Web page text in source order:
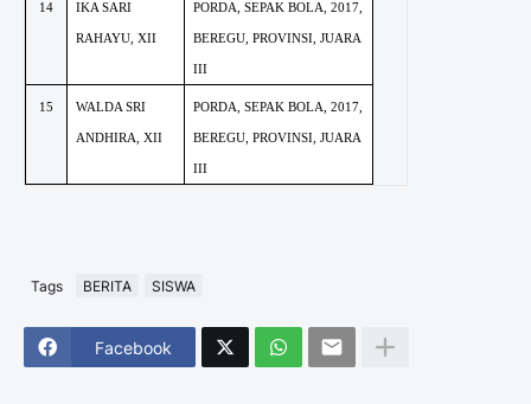
14 IKA SARI
RAHAYU, XII
PORDA, SEPAK BOLA, 2017,
BEREGU, PROVINSI, JUARA
III
15 WALDA SRI
ANDHIRA, XII
PORDA, SEPAK BOLA, 2017,
BEREGU, PROVINSI, JUARA
III
Tags BERITA SISWA
Facebook